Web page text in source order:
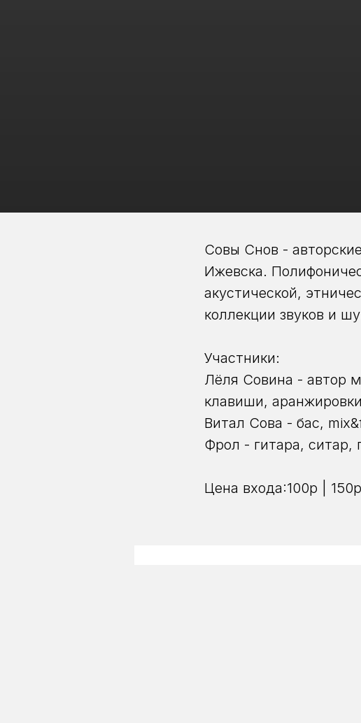
Совы Снов -
Ижевска.
акустической,
коллекции звуков и
Участники:
Лёля Совина - автор
клавиши,
Витал Сова - бас,
Фрол - гитара, ситар,
Цена входа:100р | 150р